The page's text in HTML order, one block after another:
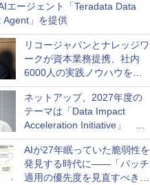
エージェント「Teradata Data
Agent」を提供
リコージャパンとナレッジワ
ークが資本業務提携、社内
6000人の実践ノウハウを生
かした「AI商談記録 for
RICOH」を展開へ
ネットアップ、2027年度の
テーマは「Data Impact
Acceleration Initiative」 AI
活用を成果へつなぐ3つの方
針を発表
AIが27年眠っていた脆弱性を
発見する時代に――「パッチ
適用の優先度を見直すべき」